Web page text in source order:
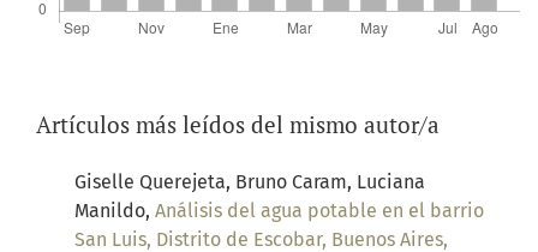
Artículos más leídos del mismo autor/a
Giselle Querejeta, Bruno Caram, Luciana
Manildo, Análisis del agua potable en el barrio
San Luis, Distrito de Escobar, Buenos Aires,